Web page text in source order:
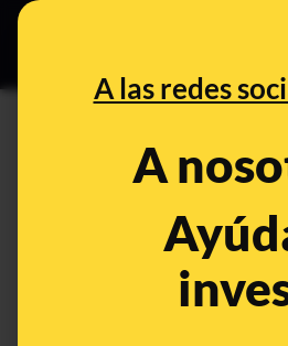
A las redes
A
Cuidado con
por qué la
‘chemtrails’